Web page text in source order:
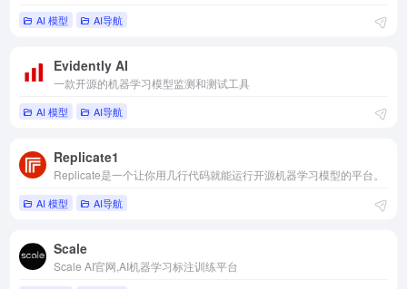
AI 模型 AI导航
Evidently AI
一款开源的机器学习模型监测和测试工具
AI 模型 AI导航
Replicate1
Replicate是一个让你用几行代码就能运行开源机器学习模型的平台。
AI 模型 AI导航
Scale
Scale AI官网,AI机器学习标注训练平台